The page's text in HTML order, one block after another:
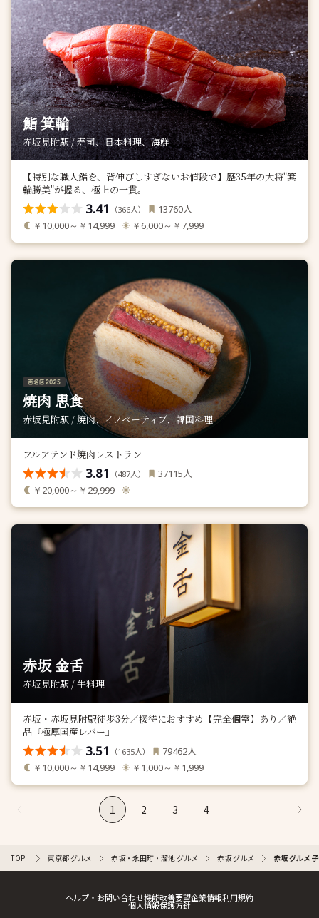
鮨 箕輪
赤坂見附駅 / 寿司、日本料理、海鮮
【特別な職人鮨を、背伸びしすぎないお値段で】歴35年の大将"箕
輪勝美"が握る、極上の一貫。
3.41 （366人） 13760人
￥10,000～￥14,999 ￥6,000～￥7,999
焼肉 思食
赤坂見附駅 / 焼肉、イノベーティブ、韓国料理
フルアテンド焼肉レストラン
3.81 （487人） 37115人
￥20,000～￥29,999 -
赤坂 金舌
赤坂見附駅 / 牛料理
赤坂・赤坂見附駅徒歩3分／接待におすすめ【完全個室】あり／絶
品『極厚国産レバー』
3.51 （1635人） 79462人
￥10,000～￥14,999 ￥1,000～￥1,999
1 2 3 4
TOP 東京都 グルメ 赤坂・永田町・溜池 グルメ 赤坂 グルメ 赤坂 グルメ
ヘルプ・お問い合わせ機能改善要望企業情報利用規約
個人情報保護方針